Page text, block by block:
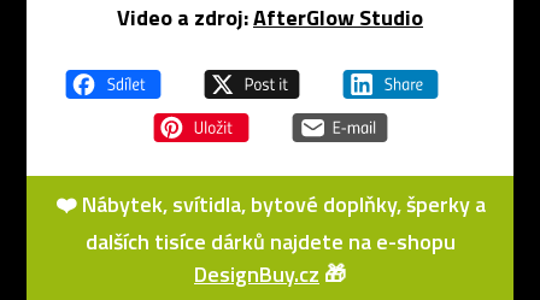
Video a zdroj:AfterGlow Studio
❤️ Nábytek, svítidla, bytové doplňky, šperky a
dalších tisíce dárků najdete na e-shopu
DesignBuy.cz 🎁